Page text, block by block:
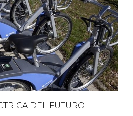
DEL FUTURO